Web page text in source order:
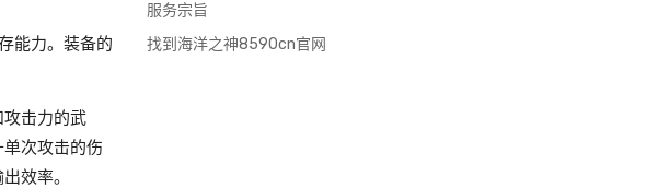
能力。装备的
击力的武
次攻击的伤
效率。
服务宗旨
找到海洋之神8590cn官网